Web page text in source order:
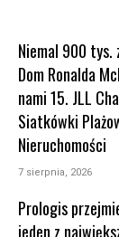
Niemal 900 tys.
Dom Ronalda
nami 15. JLL
Siatkówki
Nieruchomości
7 sierpnia, 2026
Prologis
jeden z